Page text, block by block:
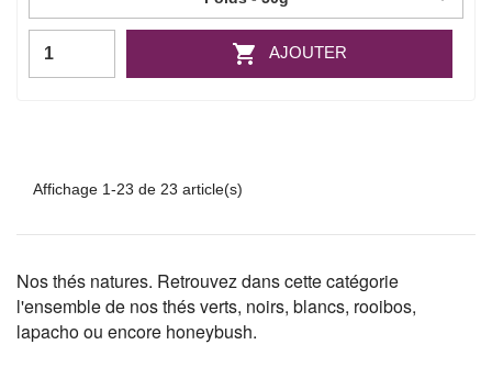
 AJOUTER
Affichage 1-23 de 23 article(s)
Nos thés natures. Retrouvez dans cette catégorie
l'ensemble de nos thés verts, noirs, blancs, rooibos,
lapacho ou encore honeybush.